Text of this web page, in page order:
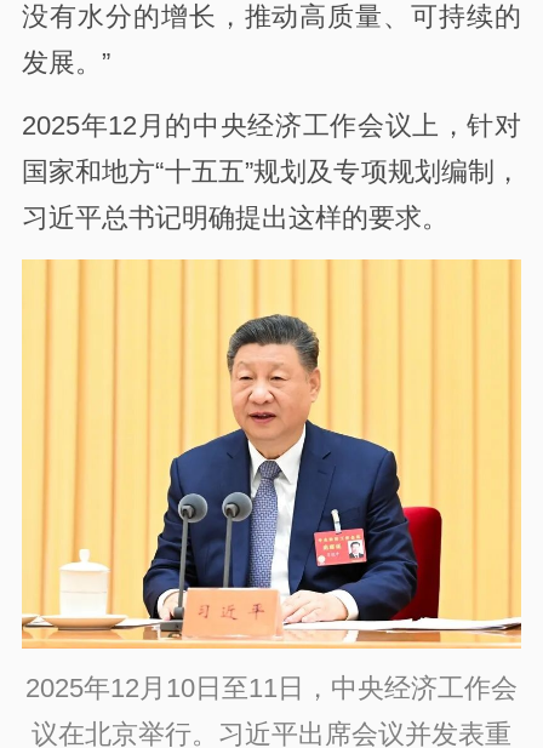
没有水分的增长，推动高质量、可持续的
发展。”
2025年12月的中央经济工作会议上，针对
国家和地方“十五五”规划及专项规划编制，
习近平总书记明确提出这样的要求。
2025年12月10日至11日，中央经济工作会
议在北京举行。习近平出席会议并发表重